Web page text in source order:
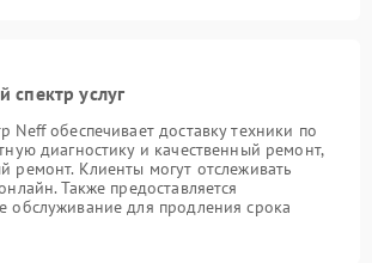
спектр услуг
Neff обеспечивает доставку техники по
диагностику и качественный ремонт,
ремонт. Клиенты могут отслеживать
Также предоставляется
обслуживание для продления срока